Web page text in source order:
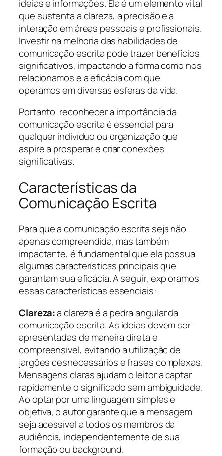
ideias e informações. Ela é um elemento vital
que sustenta a clareza, a precisão e a
interação em áreas pessoais e profissionais.
Investir na melhoria das habilidades de
comunicação escrita pode trazer benefícios
significativos, impactando a forma como nos
relacionamos e a eficácia com que
operamos em diversas esferas da vida.
Portanto, reconhecer a importância da
comunicação escrita é essencial para
qualquer indivíduo ou organização que
aspire a prosperar e criar conexões
significativas.
Características da
Comunicação Escrita
Para que a comunicação escrita seja não
apenas compreendida, mas também
impactante, é fundamental que ela possua
algumas características principais que
garantam sua eficácia. A seguir, exploramos
essas características essenciais:
Clareza:a clareza é a pedra angular da
comunicação escrita. As ideias devem ser
apresentadas de maneira direta e
compreensível, evitando a utilização de
jargões desnecessários e frases complexas.
Mensagens claras ajudam o leitor a captar
rapidamente o significado sem ambiguidade.
Ao optar por uma linguagem simples e
objetiva, o autor garante que a mensagem
seja acessível a todos os membros da
audiência, independentemente de sua
formação ou background.